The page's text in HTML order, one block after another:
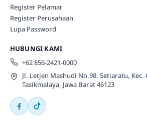
Register Pelamar
Register Perusahaan
Lupa Password
HUBUNGI KAMI
+62 856-2421-0000
Jl. Letjen Mashudi No.98, Setiaratu, Kec.
Tasikmalaya, Jawa Barat 46123